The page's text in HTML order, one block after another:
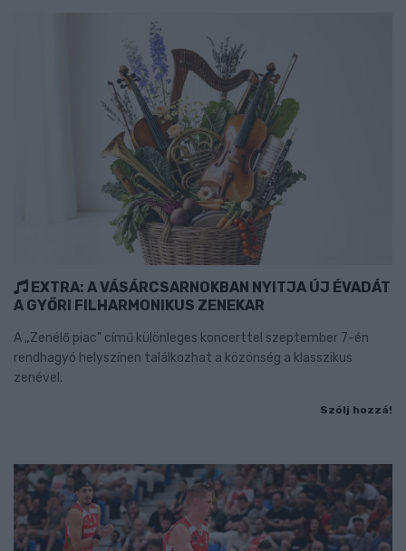
EXTRA: A VÁSÁRCSARNOKBAN NYITJA ÚJ ÉVADÁT
A GYŐRI FILHARMONIKUS ZENEKAR
A „Zenélő piac” című különleges koncerttel szeptember 7-én
rendhagyó helyszínen találkozhat a közönség a klasszikus
zenével.
Szólj hozzá!